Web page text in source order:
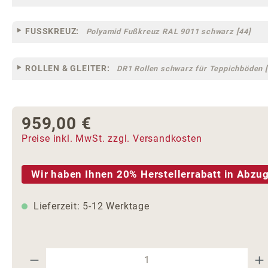
FUSSKREUZ: Polyamid Fußkreuz RAL 9011 schwarz [44]
ROLLEN & GLEITER: DR1 Rollen schwarz für Teppichböden
Regulärer Preis:
959,00 €
Preise inkl. MwSt. zzgl. Versandkosten
Wir haben Ihnen 20% Herstellerrabatt in
Lieferzeit: 5-12 Werktage
Produkt Anzahl: Gib den